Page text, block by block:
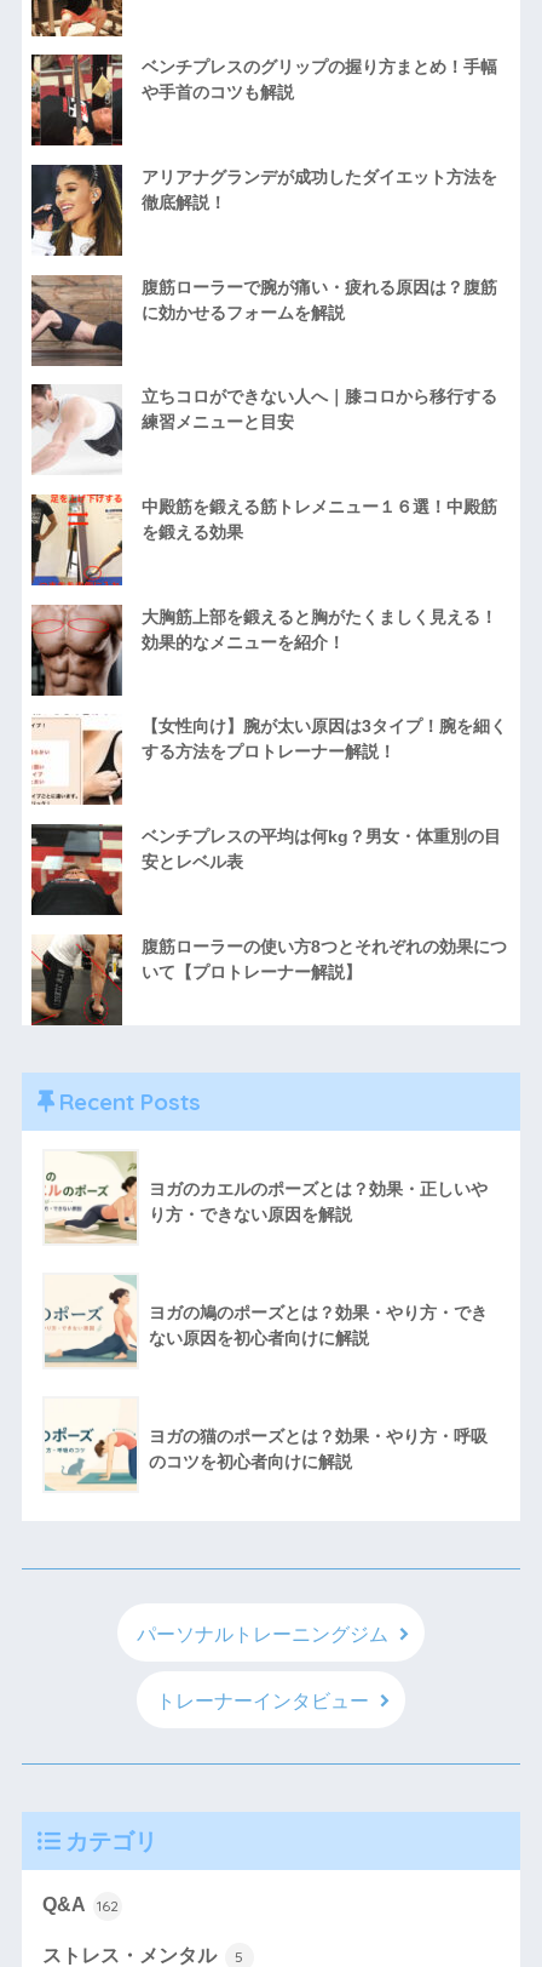
ベンチプレスのグリップの握り方まとめ！手幅
や手首のコツも解説
アリアナグランデが成功したダイエット方法を
徹底解説！
腹筋ローラーで腕が痛い・疲れる原因は？腹筋
に効かせるフォームを解説
立ちコロができない人へ｜膝コロから移行する
練習メニューと目安
中殿筋を鍛える筋トレメニュー１６選！中殿筋
を鍛える効果
大胸筋上部を鍛えると胸がたくましく見える！
効果的なメニューを紹介！
【女性向け】腕が太い原因は3タイプ！腕を細く
する方法をプロトレーナー解説！
ベンチプレスの平均は何kg？男女・体重別の目
安とレベル表
腹筋ローラーの使い方8つとそれぞれの効果につ
いて【プロトレーナー解説】
Recent Posts
ヨガのカエルのポーズとは？効果・正しいや
り方・できない原因を解説
ヨガの鳩のポーズとは？効果・やり方・でき
ない原因を初心者向けに解説
ヨガの猫のポーズとは？効果・やり方・呼吸
のコツを初心者向けに解説
パーソナルトレーニングジム
トレーナーインタビュー
カテゴリ
Q&A 162
ストレス・メンタル 5